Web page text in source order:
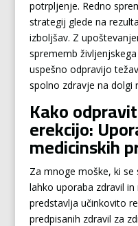
potrpljenje. Redno
strategij glede na
izboljšav. Z
sprememb
uspešno odpravijo
spolno zdravje na dolgi
Kako
erekcijo:
medicinskih
Za mnoge moške, ki
lahko uporaba zdravil
predstavlja učinkovito
predpisanih zdravil za